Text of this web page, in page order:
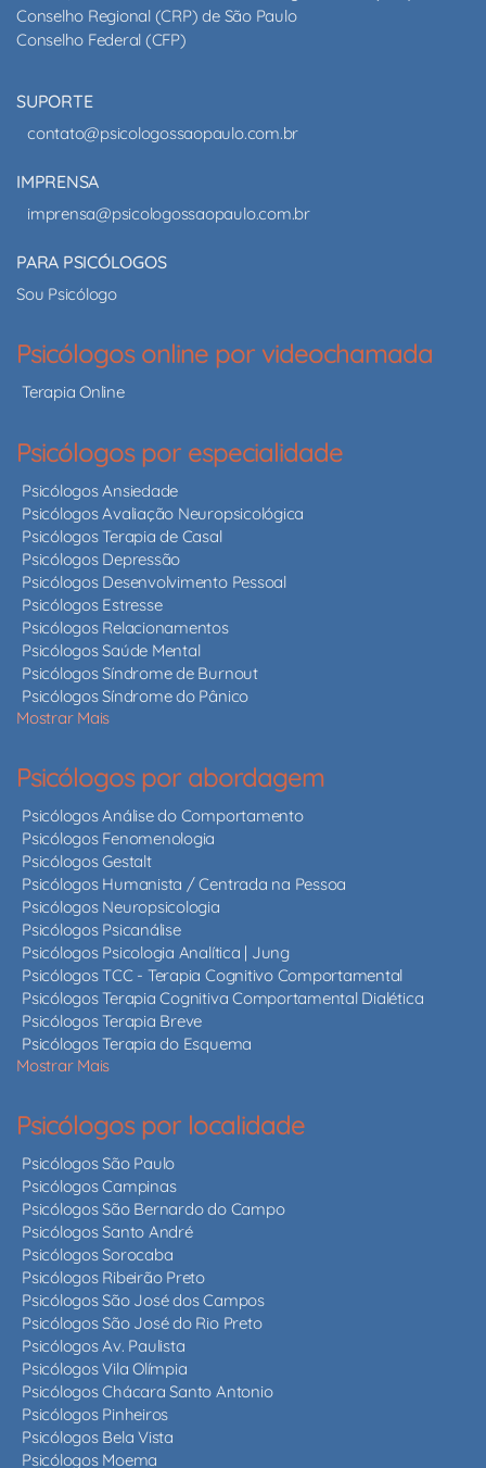
Conselho Regional (CRP) de São Paulo
Conselho Federal (CFP)
SUPORTE
contato@psicologossaopaulo.com.br
IMPRENSA
imprensa@psicologossaopaulo.com.br
PARA PSICÓLOGOS
Sou Psicólogo
Psicólogos online por videochamada
Terapia Online
Psicólogos por especialidade
Psicólogos Ansiedade
Psicólogos Avaliação Neuropsicológica
Psicólogos Terapia de Casal
Psicólogos Depressão
Psicólogos Desenvolvimento Pessoal
Psicólogos Estresse
Psicólogos Relacionamentos
Psicólogos Saúde Mental
Psicólogos Síndrome de Burnout
Psicólogos Síndrome do Pânico
Mostrar Mais
Psicólogos por abordagem
Psicólogos Análise do Comportamento
Psicólogos Fenomenologia
Psicólogos Gestalt
Psicólogos Humanista / Centrada na Pessoa
Psicólogos Neuropsicologia
Psicólogos Psicanálise
Psicólogos Psicologia Analítica | Jung
Psicólogos TCC - Terapia Cognitivo Comportamental
Psicólogos Terapia Cognitiva Comportamental Dialética
Psicólogos Terapia Breve
Psicólogos Terapia do Esquema
Mostrar Mais
Psicólogos por localidade
Psicólogos São Paulo
Psicólogos Campinas
Psicólogos São Bernardo do Campo
Psicólogos Santo André
Psicólogos Sorocaba
Psicólogos Ribeirão Preto
Psicólogos São José dos Campos
Psicólogos São José do Rio Preto
Psicólogos Av. Paulista
Psicólogos Vila Olímpia
Psicólogos Chácara Santo Antonio
Psicólogos Pinheiros
Psicólogos Bela Vista
Psicólogos Moema